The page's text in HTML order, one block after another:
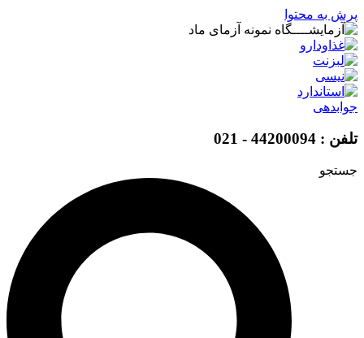
پرش به محتوا
جوابدهی
تلفن : 44200094 - 021
جستجو